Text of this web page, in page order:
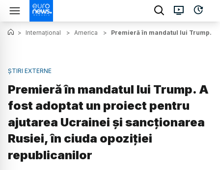
> Internațional > America > Premieră în mandatul lui Trump.
ȘTIRI EXTERNE
Premieră în mandatul lui Trump. A
fost adoptat un proiect pentru
ajutarea Ucrainei și sancționarea
Rusiei, în ciuda opoziției
republicanilor